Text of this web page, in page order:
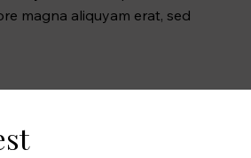
magna aliquyam erat, sed